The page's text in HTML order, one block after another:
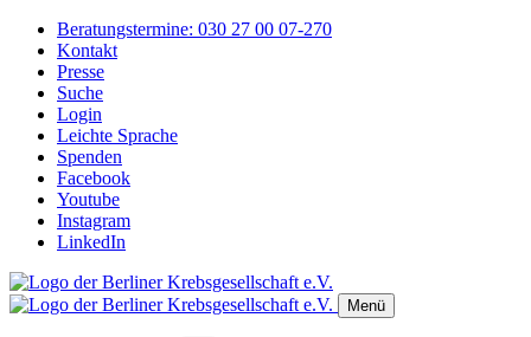
Beratungstermine: 030 27 00 07-270
Kontakt
Presse
Suche
Login
Leichte Sprache
Spenden
Facebook
Youtube
Instagram
LinkedIn
Menü